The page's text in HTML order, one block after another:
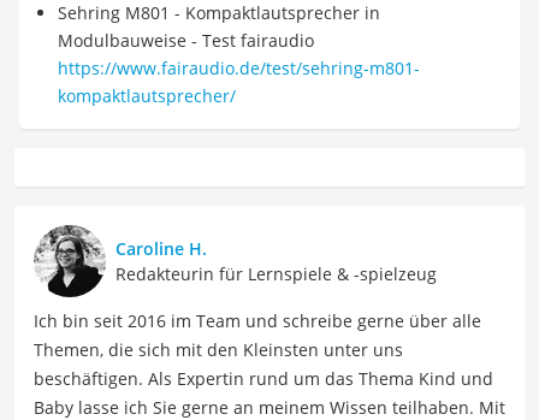
Sehring M801 - Kompaktlautsprecher in
Modulbauweise - Test fairaudio
https://www.fairaudio.de/test/sehring-m801-
kompaktlautsprecher/
Caroline H.
Redakteurin für Lernspiele & -spielzeug
Ich bin seit 2016 im Team und schreibe gerne über alle
Themen, die sich mit den Kleinsten unter uns
beschäftigen. Als Expertin rund um das Thema Kind und
Baby lasse ich Sie gerne an meinem Wissen teilhaben. Mit